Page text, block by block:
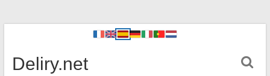
Deliry.net